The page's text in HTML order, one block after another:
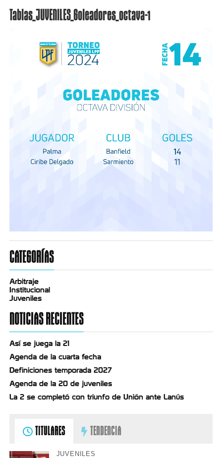
Tablas_JUVENILES_Goleadores_octava-1
CATEGORÍAS
Arbitraje
Institucional
Juveniles
NOTICIAS RECIENTES
Así se juega la 21
Agenda de la cuarta fecha
Definiciones temporada 2027
Agenda de la 20 de juveniles
La 2 se completó con triunfo de Unión ante Lanús
TITULARES TENDENCIA
JUVENILES